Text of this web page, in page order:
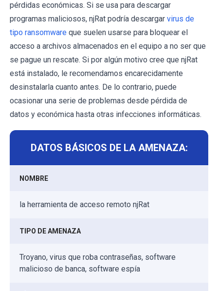
pérdidas económicas. Si se usa para descargar
programas maliciosos, njRat podría descargar virus de
tipo ransomware que suelen usarse para bloquear el
acceso a archivos almacenados en el equipo a no ser que
se pague un rescate. Si por algún motivo cree que njRat
está instalado, le recomendamos encarecidamente
desinstalarla cuanto antes. De lo contrario, puede
ocasionar una serie de problemas desde pérdida de
datos y económica hasta otras infecciones informáticas.
DATOS BÁSICOS DE LA AMENAZA:
NOMBRE
la herramienta de acceso remoto njRat
TIPO DE AMENAZA
Troyano, virus que roba contraseñas, software
malicioso de banca, software espía